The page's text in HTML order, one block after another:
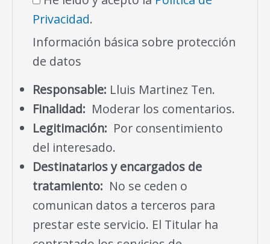
Privacidad.
Información básica sobre protección
de datos
Responsable: Lluis Martinez Ten.
Finalidad: Moderar los comentarios.
Legitimación: Por consentimiento
del interesado.
Destinatarios y encargados de
tratamiento: No se ceden o
comunican datos a terceros para
prestar este servicio. El Titular ha